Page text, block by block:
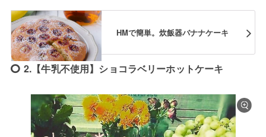
HMで簡単。炊飯器バナナケーキ
2.【牛乳不使用】ショコラベリーホットケーキ